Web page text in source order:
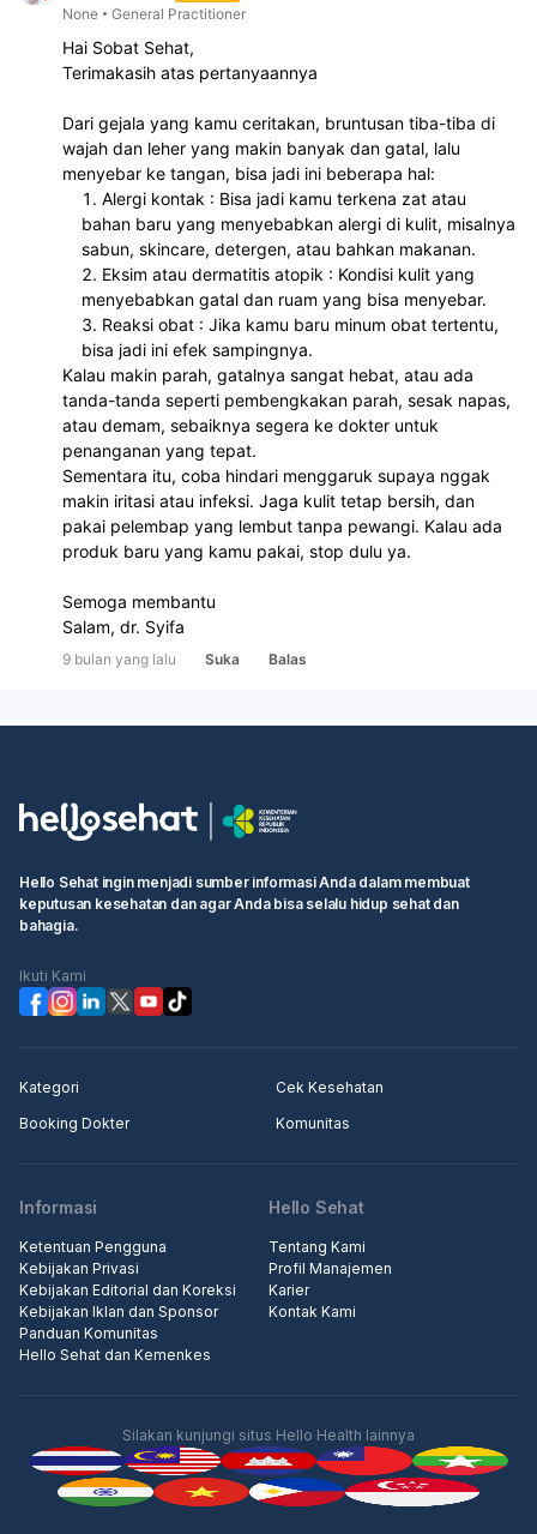
None
General Practitioner
Hai Sobat Sehat,
Terimakasih atas pertanyaannya
Dari gejala yang kamu ceritakan, bruntusan tiba-tiba di
wajah dan leher yang makin banyak dan gatal, lalu
menyebar ke tangan, bisa jadi ini beberapa hal:
Alergi kontak : Bisa jadi kamu terkena zat atau
bahan baru yang menyebabkan alergi di kulit, misalnya
sabun, skincare, detergen, atau bahkan makanan.
Eksim atau dermatitis atopik : Kondisi kulit yang
menyebabkan gatal dan ruam yang bisa menyebar.
Reaksi obat : Jika kamu baru minum obat tertentu,
bisa jadi ini efek sampingnya.
Kalau makin parah, gatalnya sangat hebat, atau ada
tanda-tanda seperti pembengkakan parah, sesak napas,
atau demam, sebaiknya segera ke dokter untuk
penanganan yang tepat.
Sementara itu, coba hindari menggaruk supaya nggak
makin iritasi atau infeksi. Jaga kulit tetap bersih, dan
pakai pelembap yang lembut tanpa pewangi. Kalau ada
produk baru yang kamu pakai, stop dulu ya.
Semoga membantu
Salam, dr. Syifa
9 bulan yang lalu Suka Balas
Hello Sehat ingin menjadi sumber informasi Anda dalam membuat
keputusan kesehatan dan agar Anda bisa selalu hidup sehat dan
bahagia.
Ikuti Kami
Kategori
Cek Kesehatan
Booking Dokter
Komunitas
Informasi
Ketentuan Pengguna
Kebijakan Privasi
Kebijakan Editorial dan Koreksi
Kebijakan Iklan dan Sponsor
Panduan Komunitas
Hello Sehat dan Kemenkes
Hello Sehat
Tentang Kami
Profil Manajemen
Karier
Kontak Kami
Silakan kunjungi situs Hello Health lainnya